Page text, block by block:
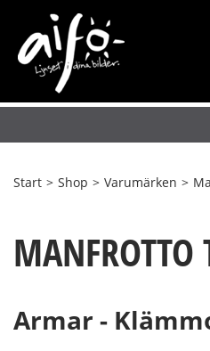
Start > Shop > Varumärken >
MANFROTTO
Armar -